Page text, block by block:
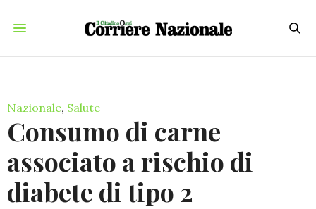
Nazionale, Salute
Consumo di carne
associato a rischio di
diabete di tipo 2